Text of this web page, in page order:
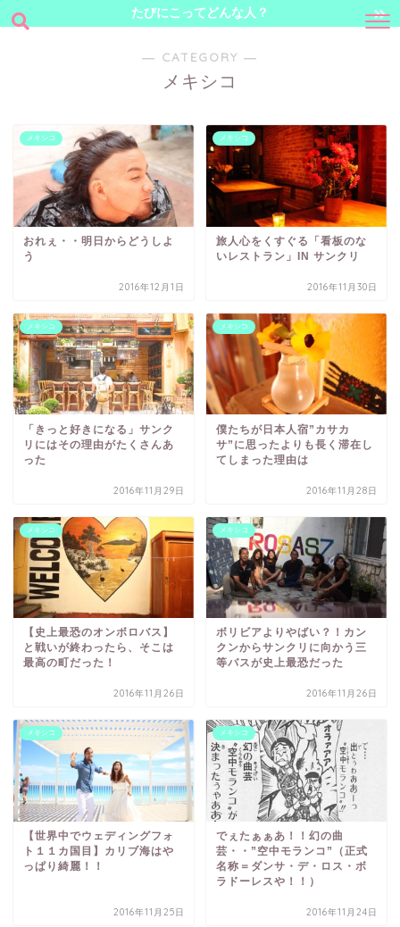
たびにこってどんな人？
― CATEGORY ―
メキシコ
メキシコ
おれぇ・・明日からどうしよ
う
2016年12月1日
メキシコ
旅人心をくすぐる「看板のな
いレストラン」IN サンクリ
2016年11月30日
メキシコ
「きっと好きになる」サンク
リにはその理由がたくさんあ
った
2016年11月29日
メキシコ
僕たちが日本人宿”カサカ
サ”に思ったよりも長く滞在し
てしまった理由は
2016年11月28日
メキシコ
【史上最恐のオンボロバス】
と戦いが終わったら、そこは
最高の町だった！
2016年11月26日
メキシコ
ボリビアよりやばい？！カン
クンからサンクリに向かう三
等バスが史上最恐だった
2016年11月26日
メキシコ
【世界中でウェディングフォ
ト１１カ国目】カリブ海はや
っぱり綺麗！！
2016年11月25日
メキシコ
でぇたぁぁあ！！幻の曲
芸・・”空中モランコ”（正式
名称＝ダンサ・デ・ロス・ボ
ラドーレスや！！）
2016年11月24日